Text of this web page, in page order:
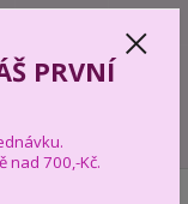
0,00 Kč
PRVNÍ
nad 700,-Kč.